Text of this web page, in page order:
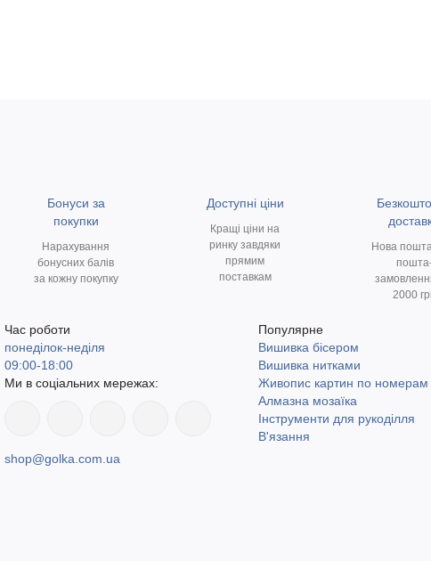
Бонуси за
покупки
Нарахування
бонусних балів
за кожну покупку
Доступні ціни
Кращі ціни на
ринку завдяки
прямим
поставкам
Нова пошта
2000
Час роботи
понеділок-неділя
09:00-18:00
Ми в соціальних мережах:
shop@golka.com.ua
Популярне
Вишивка бісером
Вишивка нитками
Живопис картин по номерам
Алмазна мозаїка
Інструменти для рукоділля
В'язання